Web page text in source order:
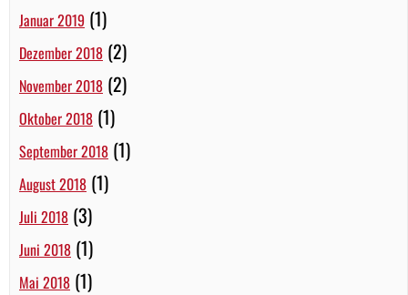
Januar 2019 (1)
Dezember 2018 (2)
November 2018 (2)
Oktober 2018 (1)
September 2018 (1)
August 2018 (1)
Juli 2018 (3)
Juni 2018 (1)
Mai 2018 (1)